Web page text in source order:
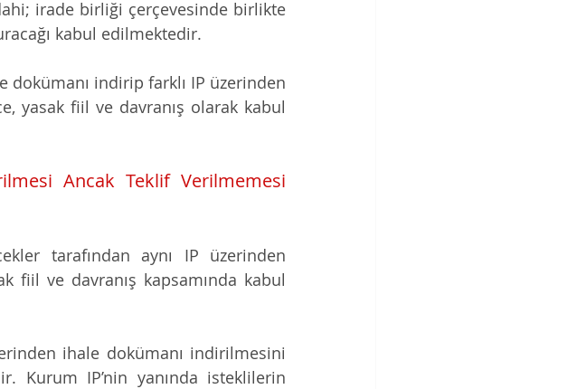
irade birliği çerçevesinde birlikte
kabul edilmektedir.
indirip farklı IP üzerinden
yasak fiil ve davranış olarak kabul
Ancak Teklif Verilmemesi
tarafından aynı IP üzerinden
fiil ve davranış kapsamında kabul
ihale dokümanı indirilmesini
Kurum IP’nin yanında isteklilerin